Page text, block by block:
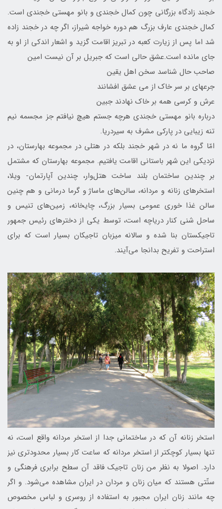
خجند زادگاه بزرگانی چون کمال خجندی و بانو مهستی خجندی است.
کمال خجندی عارف بزرگ هم دوره خواجه شیراز، اگر چه در خجند زاده
شد اما پس از زیارت کعبه در تبریز اقامت گزید و اشعار اندکی از او به
جای مانده است.عشق حالی است که جبریل بر آن نیست امین
صاحب حال شناسد سخن اهل یقین
جرعه‎ای بر سر خاک از می عشق افشانند
عرش و کرسی همه بر خاک نهادند جبین
درباره بانو مهستی خجندی هرچه جستم هیچ نیافتم جز مجسمه نیم
تنه زیبایی در پارکی مشرف به سیردریا.
امّا گروه ما نه در شهر خجند بلکه در هتلی در مجموعه بهارستان، در
نزدیکی این شهر باستانی اقامت یافتیم. مجموعه بهارستان که مشتمل
بر چندین ساختمان بلند ساخت هتل‌وار، چندین آپارتمان- ویلا،
استخر‌های زنانه و مردانه، سالن‌های ماساژ و گرما درمانی و هم چنین
سالن غذا خوری عمومی بسیار بزرگ، چایخانه، زمین‌های تنیس و
ساحل شنی کنار دریاچه است، توسط یکی از دخترهای رئیس جمهور
تاجیکستان بنا شده و سالانه میزبان تاجیکان بسیار است که برای
استراحت و تفریح بدانجا می‌آیند.
استخر زنانه آن که در ساختمانی جدا از استخر مردانه واقع است، نه
تنها بسیار کوچکتر از استخر مردانه که ساعت کار بسیار محدودتری نیز
دارد. اصولا به نظر من زنان تاجیک فاقد آن سطح برابری فرهنگی و
سنّتی هستند که میان زنان و مردان در ایران مشاهده می‌شود. و اگر
چه مانند زنان ایران مجبور به استفاده از روسری و لباس مخصوص